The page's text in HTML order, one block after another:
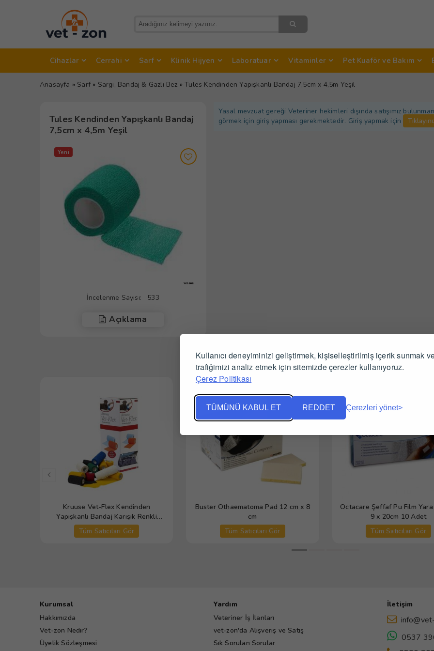
Kullanıcı deneyiminizi geliştirmek, kişiselleştirilmiş içerik sunmak
trafiğimizi analiz etmek için sitemizde çerezler kullanıyoruz.
Çerez Politikası
TÜMÜNÜ KABUL ET REDDET Çerezleri yönet
Cihazlar Cerrahi Sarf Klinik Hijyen Laboratuar Vitaminler Pet Kuaför ve Bakım
Anasayfa » Sarf » Sargı, Bandaj & Gazlı Bez » Tules Kendinden Yapışkanlı Bandaj 7,5cm x 4,5m Yeşil
Tules Kendinden Yapışkanlı Bandaj
7,5cm x 4,5m Yeşil
Yeni
İncelenme Sayısı: 533
Açıklama
Yasal mevzuat gereği Veteriner hekimleri dışında satışımız
görmek için giriş yapması gerekmektedir. Giriş yapmak için
İlgili Ürünler
Kruuse Vet-Flex Kendinden
Yapışkanlı Bandaj Karışık Renkli
10cm x 4,5 m
Tüm Satıcıları Gör
Buster Othaematoma Pad 12 cm x 8
cm
Tüm Satıcıları Gör
Octacare Şeffaf Pu Film
9 x 20cm 10 Adet
Tüm Satıcıları Gör
Kurumsal
Hakkımızda
Vet-zon Nedir?
Üyelik Sözleşmesi
Yardım
Veteriner İş İlanları
vet-zon'da Alışveriş ve Satış
Sık Sorulan Sorular
İletişim
0537